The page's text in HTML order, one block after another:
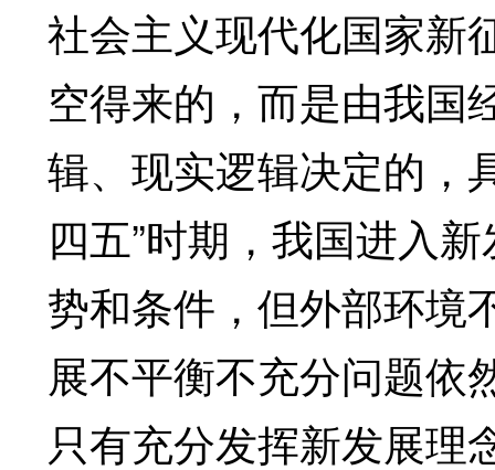
社会主义现代化国家新
空得来的，而是由我国
辑、现实逻辑决定的，
四五”时期，我国进入
势和条件，但外部环境
展不平衡不充分问题依
只有充分发挥新发展理